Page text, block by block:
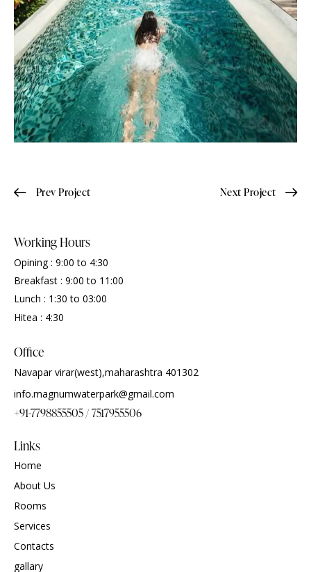
Prev Project Next Project
Working Hours
Opining : 9:00 to 4:30
Breakfast : 9:00 to 11:00
Lunch : 1:30 to 03:00
Hitea : 4:30
Office
Navapar virar(west),maharashtra 401302
info.magnumwaterpark@gmail.com
+91-7798855505 / 7517955506
Links
Home
About Us
Rooms
Services
Contacts
gallary